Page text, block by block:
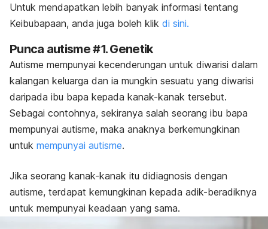
Untuk mendapatkan lebih banyak informasi tentang
Keibubapaan, anda juga boleh klik di sini.
Punca autisme #1. Genetik
Autisme mempunyai kecenderungan untuk diwarisi dalam
kalangan keluarga dan ia mungkin sesuatu yang diwarisi
daripada ibu bapa kepada kanak-kanak tersebut.
Sebagai contohnya, sekiranya salah seorang ibu bapa
mempunyai autisme, maka anaknya berkemungkinan
untuk mempunyai autisme.
Jika seorang kanak-kanak itu didiagnosis dengan
autisme, terdapat kemungkinan kepada adik-beradiknya
untuk mempunyai keadaan yang sama.